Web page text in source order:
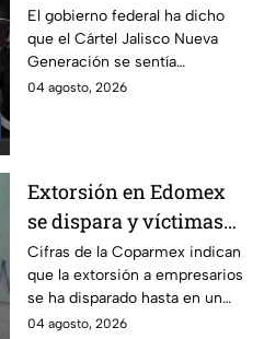
Manzo
El gobierno federal ha dicho
que el Cártel Jalisco Nueva
Generación se sentía
provocado por Carlos Manzo,
04 agosto, 2026
Extorsión en Edomex
se dispara y víctimas
reportan que
delincuentes ya se
meten a los locales
Cifras de la Coparmex indican
que la extorsión a empresarios
se ha disparado hasta en un
70% en los últimos 10 años. La
04 agosto, 2026